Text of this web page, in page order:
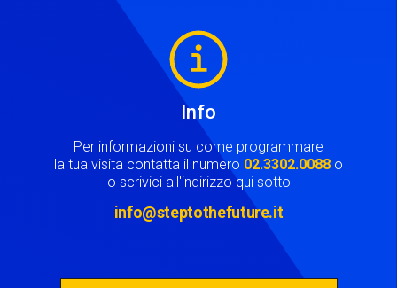
Info
Per informazioni su come programmare
la tua visita contatta il numero 02.3302.0088 o
o scrivici all'indirizzo qui sotto
info@steptothefuture.it